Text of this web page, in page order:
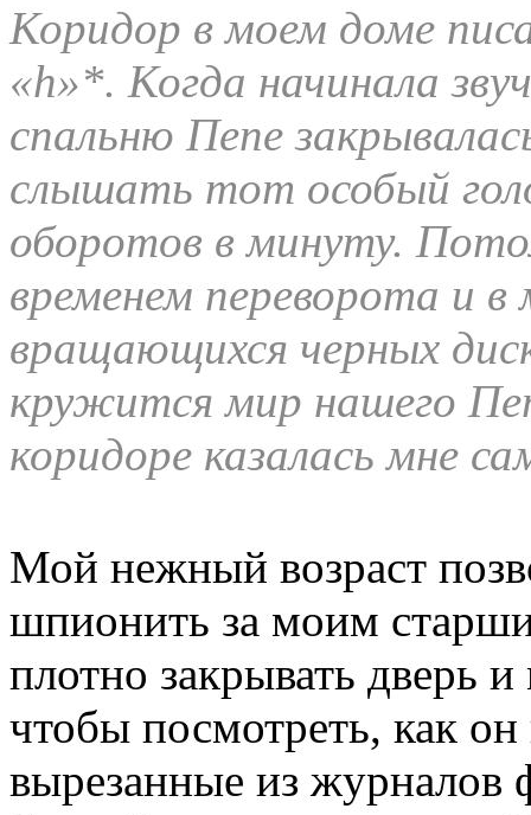
Коридор в моем доме
«h»*. Когда начинала
спальню Пепе
слышать тот особый
оборотов в минуту.
временем переворота и в
вращающихся черных
кружится мир нашего
коридоре казалась мне
Мой нежный возраст
шпионить за моим
плотно закрывать дверь
чтобы посмотреть, как
вырезанные из журналов